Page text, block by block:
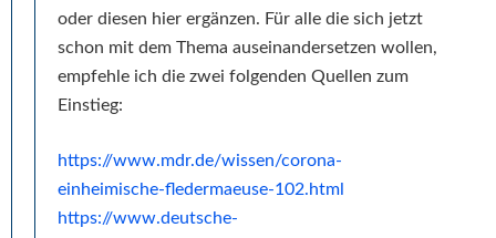
oder diesen hier ergänzen. Für alle die sich jetzt
schon mit dem Thema auseinandersetzen wollen,
empfehle ich die zwei folgenden Quellen zum
Einstieg:
https://www.mdr.de/wissen/corona-
einheimische-fledermaeuse-102.html
https://www.deutsche-